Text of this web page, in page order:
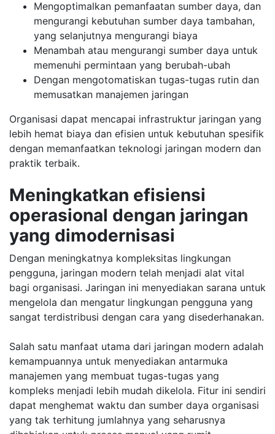
Mengoptimalkan pemanfaatan sumber daya, dan
mengurangi kebutuhan sumber daya tambahan,
yang selanjutnya mengurangi biaya
Menambah atau mengurangi sumber daya untuk
memenuhi permintaan yang berubah-ubah
Dengan mengotomatiskan tugas-tugas rutin dan
memusatkan manajemen jaringan
Organisasi dapat mencapai infrastruktur jaringan yang
lebih hemat biaya dan efisien untuk kebutuhan spesifik
dengan memanfaatkan teknologi jaringan modern dan
praktik terbaik.
Meningkatkan efisiensi
operasional dengan jaringan
yang dimodernisasi
Dengan meningkatnya kompleksitas lingkungan
pengguna, jaringan modern telah menjadi alat vital
bagi organisasi. Jaringan ini menyediakan sarana untuk
mengelola dan mengatur lingkungan pengguna yang
sangat terdistribusi dengan cara yang disederhanakan.
Salah satu manfaat utama dari jaringan modern adalah
kemampuannya untuk menyediakan antarmuka
manajemen yang membuat tugas-tugas yang
kompleks menjadi lebih mudah dikelola. Fitur ini sendiri
dapat menghemat waktu dan sumber daya organisasi
yang tak terhitung jumlahnya yang seharusnya